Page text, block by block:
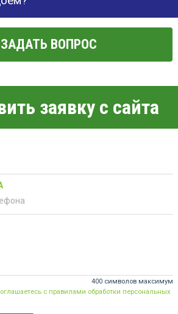
ЗАДАТЬ ВОПРОС
заявку с сайта
400 символов максимум
с правилами обработки персональных